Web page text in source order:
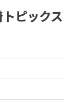
ピックス